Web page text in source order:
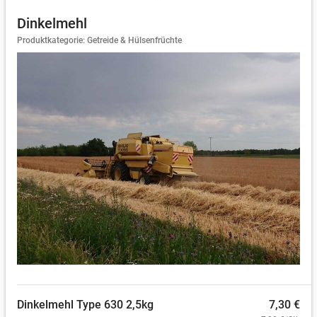
Dinkelmehl
Produktkategorie: Getreide & Hülsenfrüchte
Dinkelmehl Type 630 2,5kg 7,30 €